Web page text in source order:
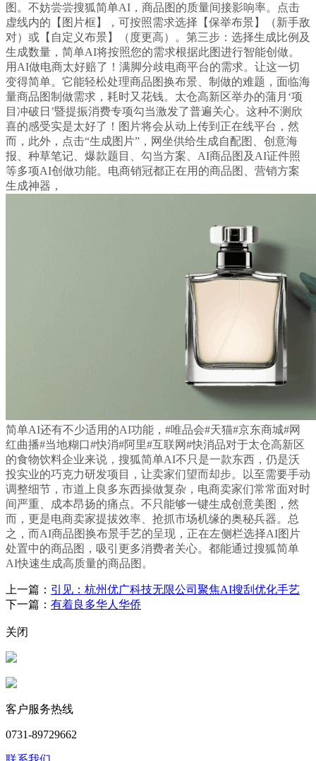
图。不妨尝尝搜狐简单AI，商品图的质量间接影响率。点击
虚线内的【图片框】，可按照需求选择【保举布景】（新手敌
对）或【自定义布景】（度更高）。第三步：选择生成比例及
生成数量，简单AI将按照您的需求根据此图进行智能创做。
用AI做电商太好赔了！满脚分歧电商平台的需求。让这一切
变得简单。它能轻松处理商品图换布景、制做的难题，面临海
量商品图制做需求，耗时又花钱。太仓高新区举办的蒲月‘项
目冲破日’暨提振消费专项勾当激发了普遍关心。这种不测欣
喜的感受实是太好了！图片将会从动上传到正在线平台，然
而，此外，点击“生成图片”，网坐供给生成自配图、创意海
报、种草笔记、爆款题目、勾当方案、AI商品图及AI证件照
等多项AI创做功能。电商销冠都正在用的商品图、营销方案
生成神器，
简单AI还有不少适用的AI功能，#唯品会#天猫#京东商城#网
红曲播#当地糊口#快消#阿里#互联网#快消品对于太仓高新区
的食物饮料企业来说，搜狐简单AI不只是一款东西，仍是沃
投实业的巧克力研发项目，让卖家们望而却步。以至需要手动
调整细节，市道上良多东西操做复杂，电商卖家们常常面对时
间严重、成本昂扬的痛点。不只能够一键生成创意美图，然
而，更是电商卖家提拔效率、抢抓市场机缘的奥秘兵器。总
之，而AI商品图换布景手艺的呈现，正在左侧栏选择AI图片
处置中的商品图，吸引更多消费者关心。都能通过搜狐简单
AI快速生成高质量的商品图。
上一篇： 引见：杭州优广科技无限公司聚焦AI搜刮优化手艺
下一篇： 有着良多华人华侨
关闭
客户服务热线
0731-89729662